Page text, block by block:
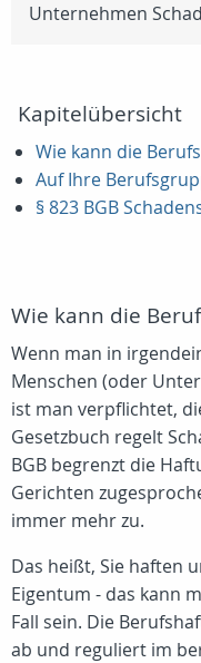
Unternehmen
Kapitelübersicht
Wie kann die
Auf Ihre
§ 823 BGB
Wie kann die
Wenn man in
Menschen (oder
ist man verpflichtet,
Gesetzbuch regelt
BGB begrenzt die
Gerichten
immer mehr zu.
Das heißt, Sie haften
Eigentum - das kann
Fall sein. Die
ab und reguliert im